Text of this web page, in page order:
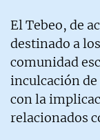
El Tebeo, de
destinado a
comunidad
inculcación
con la
relacionados